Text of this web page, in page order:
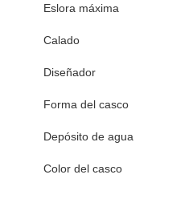
Eslora máxima
Calado
Diseñador
Forma del casco
Depósito de agua
Color del casco